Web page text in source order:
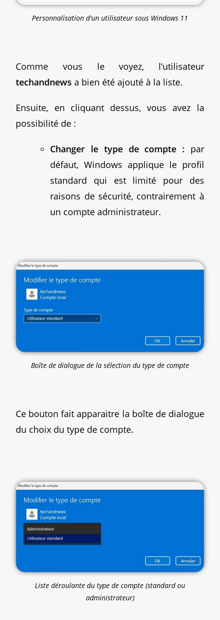
Personnalisation d'un utilisateur sous Windows 11
Comme vous le voyez, l’utilisateur
techandnews a bien été ajouté à la liste.
Ensuite, en cliquant dessus, vous avez la
possibilité de :
Changer le type de compte : par
défaut, Windows applique le profil
standard qui est limité pour des
raisons de sécurité, contrairement à
un compte administrateur.
Boîte de dialogue de la sélection du type de compte
Ce bouton fait apparaitre la boîte de dialogue
du choix du type de compte.
Liste déroulante du type de compte (standard ou
administrateur)